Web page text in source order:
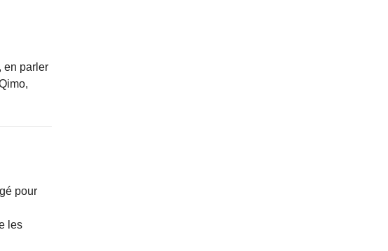
en parler
pour
les